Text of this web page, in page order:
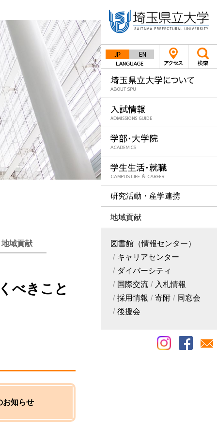
JapaneseEnglish
研究活動・産学連携
地域貢献
図書館（情報センター）
キャリアセンター
ダイバーシティ
国際交流
入札情報
採用情報
寄附
同窓会
後援会
域貢献
べきこと
お知らせ